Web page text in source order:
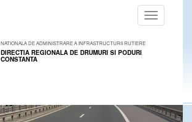
Toggle
navigation
NATIONALA DE ADMINISTRARE A INFRASTRUCTURII RUTIERE
DIRECTIA REGIONALA DE DRUMURI SI PODURI
CONSTANTA